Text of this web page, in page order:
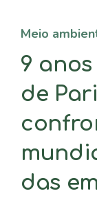
Meio
9
de
das